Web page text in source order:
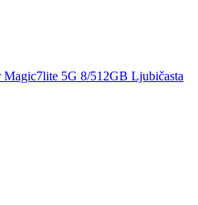
Magic7lite 5G 8/512GB Ljubičasta